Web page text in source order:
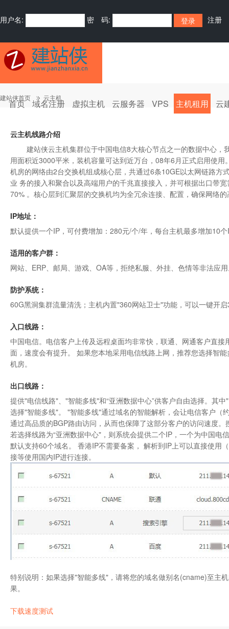
用户名: 密 码: 注册
首页 域名注册 虚拟主机 云服务器 VPS 主机租用 云
建站侠首页 云主机
云主机线路介绍
建站侠云主机集群位于中国电信8大核心节点之一的数据中心，
用面积近3000平米，装机容量可达到近万台，08年6月正式启用使
机房的网络由2台交换机组成核心层，共通过6条10GE以太网链路
业 务的接入和聚合以及高端用户的千兆直接接入，并可根据出口带
70% 。核心层到汇聚层的交换机均为全冗余连接、配置，确保网络
IP地址：
默认提供一个IP，可付费增加：280元/个/年，每台主机最多增加10
适用的客户群：
网站、ERP、邮局、游戏、OA等，拒绝私服、外挂、色情等非法应
防护系统：
60G黑洞集群流量清洗；主机内置"360网站卫士"功能，可以一键开
入口线路：
中国电信。电信客户上传及远程桌面均非常快，联通、网通客户直
面，速度会有提升。 如果您本地采用电信线路上网，推荐您选择智
机房。
出口线路：
提供"电信线路"、"智能多线"和“亚洲数据中心”供客户自由选择。其
选择"智能多线"。 "智能多线"通过域名的智能解析，会让电信客户
通过高品质的BGP路由访问，从而也保障了这部分客户的访问速度
若选择线路为“亚洲数据中心" ，则系统会提供二个IP，一个为中国电
默认支持60个域名。 香港IP不需要备案， 解析到IP上可以直接使用
接等使用国内IP进行连接。
特别说明：如果选择"智能多线"，请将您的域名做别名(cname)至主
果。
下载速度测试